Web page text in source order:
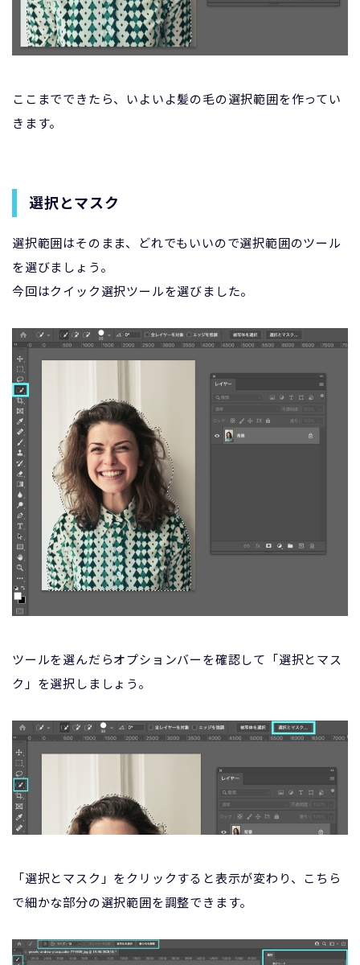
ここまでできたら、いよいよ髪の毛の選択範囲を作ってい
きます。
選択とマスク
選択範囲はそのまま、どれでもいいので選択範囲のツール
を選びましょう。
今回はクイック選択ツールを選びました。
ツールを選んだらオプションバーを確認して「選択とマス
ク」を選択しましょう。
「選択とマスク」をクリックすると表示が変わり、こちら
で細かな部分の選択範囲を調整できます。